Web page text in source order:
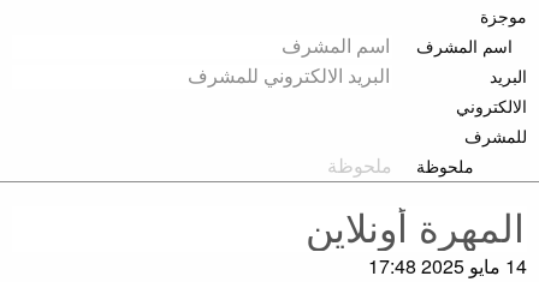
موجزة
اسم المشرف
البريد
الالكتروني
للمشرف
ملحوظة
14 مايو 2025 17:48